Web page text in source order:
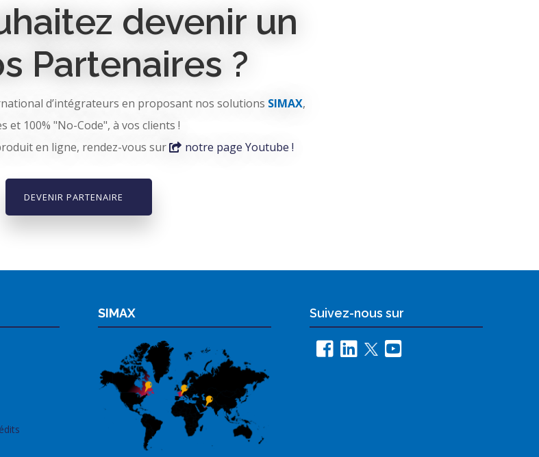
devenir un
Partenaires ?
d’intégrateurs en proposant nos solutions SIMAX,
et 100% "No-Code", à vos clients !
en ligne, rendez-vous sur
notre page Youtube !
DEVENIR PARTENAIRE
SIMAX Suivez-nous sur